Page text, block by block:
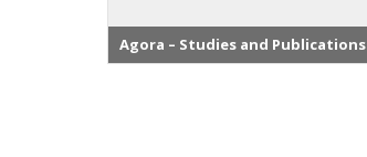
Agora – Studies and Publications